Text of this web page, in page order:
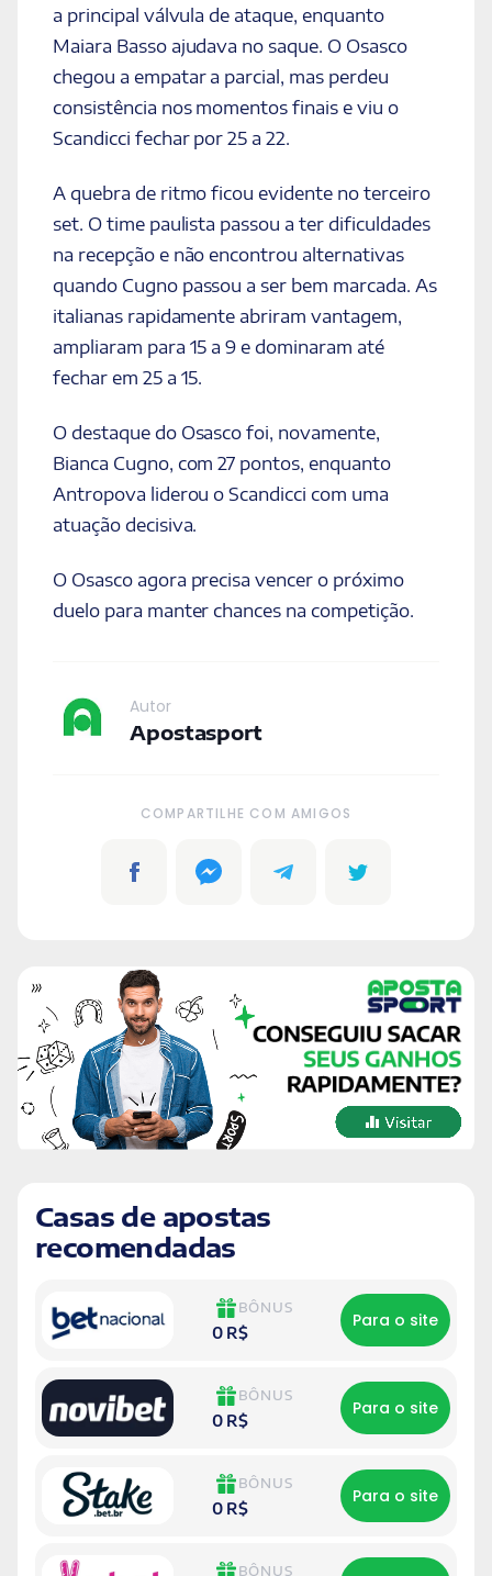
a principal válvula de ataque, enquanto
Maiara Basso ajudava no saque. O Osasco
chegou a empatar a parcial, mas perdeu
consistência nos momentos finais e viu o
Scandicci fechar por 25 a 22.
A quebra de ritmo ficou evidente no terceiro
set. O time paulista passou a ter dificuldades
na recepção e não encontrou alternativas
quando Cugno passou a ser bem marcada. As
italianas rapidamente abriram vantagem,
ampliaram para 15 a 9 e dominaram até
fechar em 25 a 15.
O destaque do Osasco foi, novamente,
Bianca Cugno, com 27 pontos, enquanto
Antropova liderou o Scandicci com uma
atuação decisiva.
O Osasco agora precisa vencer o próximo
duelo para manter chances na competição.
Autor
Apostasport
COMPARTILHE COM AMIGOS
Casas de apostas
recomendadas
BÔNUS
0 R$
Para o site
BÔNUS
0 R$
Para o site
BÔNUS
0 R$
Para o site
BÔNUS